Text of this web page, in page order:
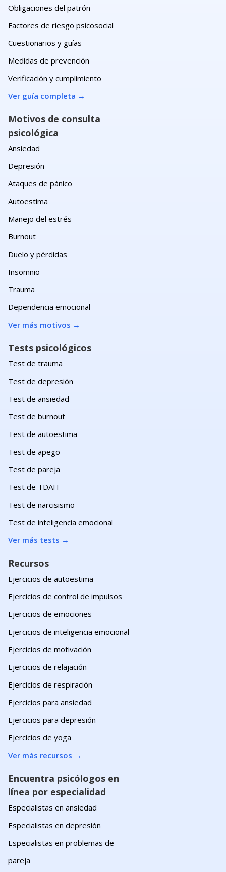
Obligaciones del patrón
Factores de riesgo psicosocial
Cuestionarios y guías
Medidas de prevención
Verificación y cumplimiento
Ver guía completa →
Motivos de consulta
psicológica
Ansiedad
Depresión
Ataques de pánico
Autoestima
Manejo del estrés
Burnout
Duelo y pérdidas
Insomnio
Trauma
Dependencia emocional
Ver más motivos →
Tests psicológicos
Test de trauma
Test de depresión
Test de ansiedad
Test de burnout
Test de autoestima
Test de apego
Test de pareja
Test de TDAH
Test de narcisismo
Test de inteligencia emocional
Ver más tests →
Recursos
Ejercicios de autoestima
Ejercicios de control de impulsos
Ejercicios de emociones
Ejercicios de inteligencia emocional
Ejercicios de motivación
Ejercicios de relajación
Ejercicios de respiración
Ejercicios para ansiedad
Ejercicios para depresión
Ejercicios de yoga
Ver más recursos →
Encuentra psicólogos en
línea por especialidad
Especialistas en ansiedad
Especialistas en depresión
Especialistas en problemas de
pareja